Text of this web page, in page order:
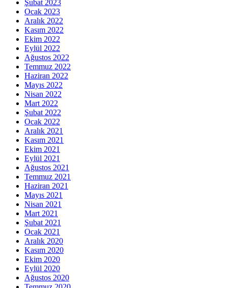
Şubat 2023
Ocak 2023
Aralık 2022
Kasım 2022
Ekim 2022
Eylül 2022
Ağustos 2022
Temmuz 2022
Haziran 2022
Mayıs 2022
Nisan 2022
Mart 2022
Şubat 2022
Ocak 2022
Aralık 2021
Kasım 2021
Ekim 2021
Eylül 2021
Ağustos 2021
Temmuz 2021
Haziran 2021
Mayıs 2021
Nisan 2021
Mart 2021
Şubat 2021
Ocak 2021
Aralık 2020
Kasım 2020
Ekim 2020
Eylül 2020
Ağustos 2020